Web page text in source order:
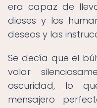
era capaz de
dioses y los
deseos y las
Se decía que el
volar
oscuridad, lo
mensajero